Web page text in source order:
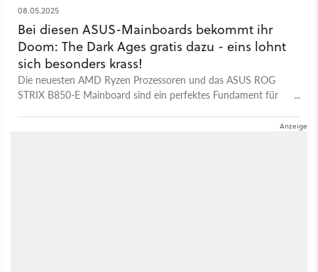
08.05.2025
Bei diesen ASUS-Mainboards bekommt ihr
Doom: The Dark Ages gratis dazu - eins lohnt
sich besonders krass!
Die neuesten AMD Ryzen Prozessoren und das ASUS ROG
STRIX B850-E Mainboard sind ein perfektes Fundament für